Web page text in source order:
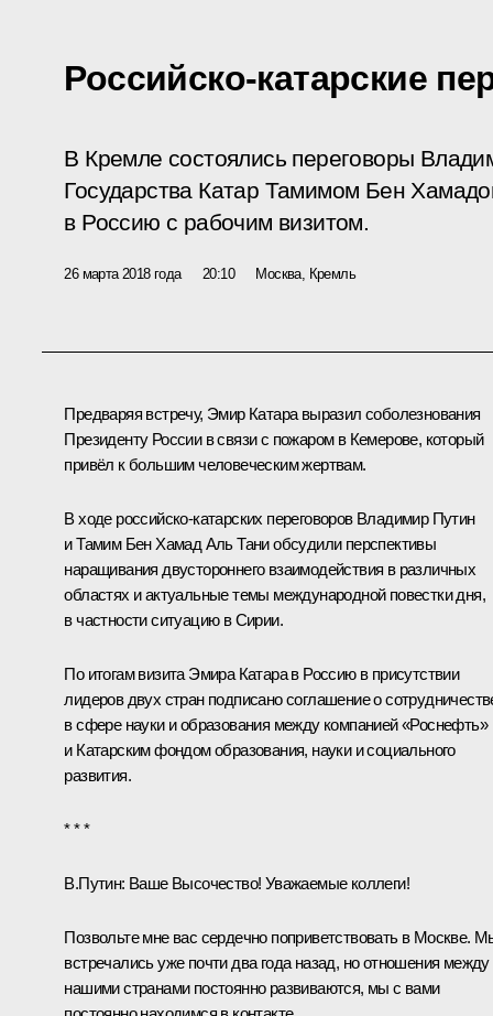
Российско-катарские
В Кремле состоялись переговоры
Государства Катар Тамимом Бен
в Россию с рабочим визитом.
26 марта 2018 года 20:10 Москва, Кремль
Предваряя встречу, Эмир Катара выразил соболезнования
Президенту России в связи с пожаром в Кемерове, который
привёл к большим человеческим жертвам.
В ходе российско-катарских переговоров Владимир Путин
и Тамим Бен Хамад Аль Тани обсудили перспективы
наращивания двустороннего взаимодействия в различных
областях и актуальные темы международной повестки дня,
в частности ситуацию в Сирии.
По итогам визита Эмира Катара в Россию в присутствии
лидеров двух стран подписано соглашение о
в сфере науки и образования между компанией «Роснефть»
и Катарским фондом образования, науки и социального
развития.
* * *
В.Путин: Ваше Высочество! Уважаемые коллеги!
Позвольте мне вас сердечно поприветствовать в Москве.
встречались уже почти два года назад, но отношения между
нашими странами постоянно развиваются, мы с вами